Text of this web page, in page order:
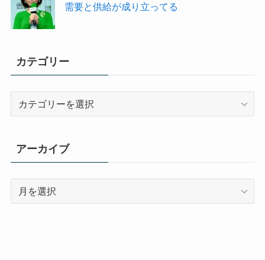
需要と供給が成り立ってる
カテゴリー
リ
ー
アーカイブ